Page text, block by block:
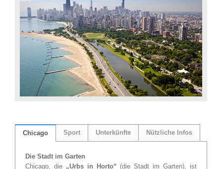
Chicago Sport Unterkünfte Nützliche Infos
Die Stadt im Garten
Chicago, die „Urbs in Horto“ (die Stadt im Garten), ist